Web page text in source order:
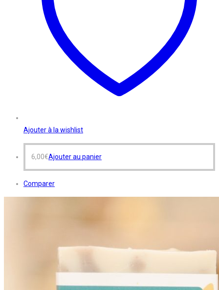
Ajouter à la wishlist
6,00€Ajouter au panier
Comparer